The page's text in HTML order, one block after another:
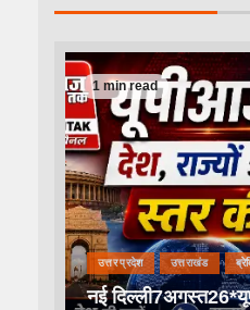
1 min read
उत्तर प्रदेश उत्तराखंड
नई